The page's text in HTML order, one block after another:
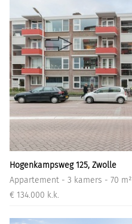
Hogenkampsweg 125, Zwolle
Appartement - 3 kamers - 70 m²
€ 134.000 k.k.